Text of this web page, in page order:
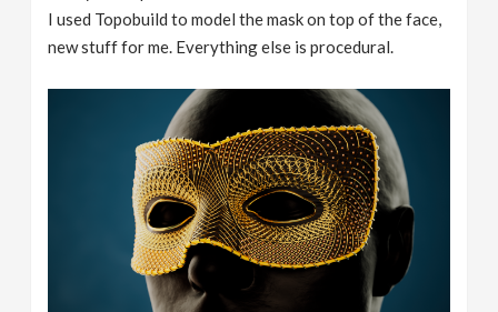
I used Topobuild to model the mask on top of the face,
new stuff for me. Everything else is procedural.